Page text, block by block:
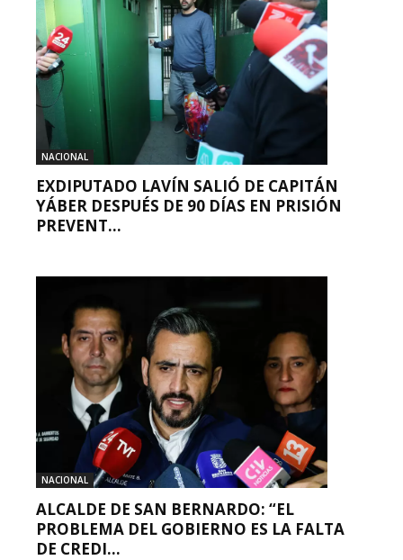
NACIONAL
EXDIPUTADO LAVÍN SALIÓ DE CAPITÁN
YÁBER DESPUÉS DE 90 DÍAS EN PRISIÓN
PREVENT...
NACIONAL
ALCALDE DE SAN BERNARDO: “EL
PROBLEMA DEL GOBIERNO ES LA FALTA
DE CREDI...